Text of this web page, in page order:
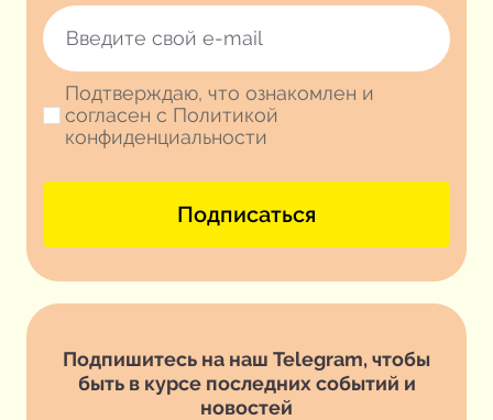
Подтверждаю, что ознакомлен и
согласен с Политикой
конфиденциальности
Подписаться
Подпишитесь на наш Telegram, чтобы
быть в курсе последних событий и
новостей